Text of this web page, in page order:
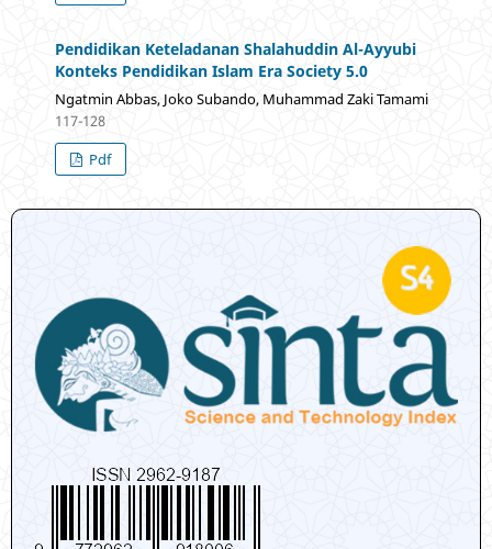
Pendidikan Keteladanan Shalahuddin Al-Ayyubi
Konteks Pendidikan Islam Era Society 5.0
Ngatmin Abbas, Joko Subando, Muhammad Zaki Tamami
117-128
Pdf